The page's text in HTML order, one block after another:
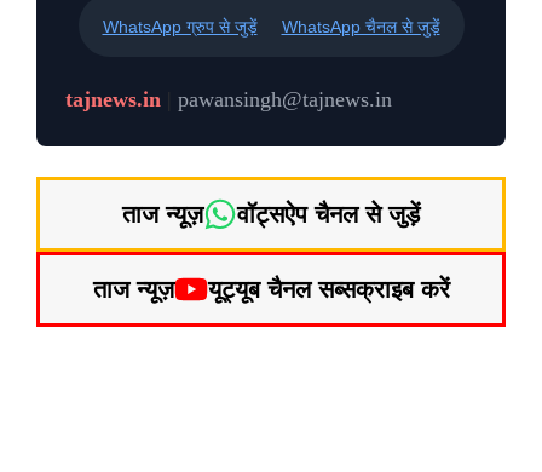
WhatsApp ग्रुप से जुड़ें WhatsApp चैनल से जुड़ें
tajnews.in pawansingh@tajnews.in
ताज न्यूज़ वॉट्सऐप चैनल से जुड़ें
ताज न्यूज़ यूट्यूब चैनल सब्सक्राइब करें